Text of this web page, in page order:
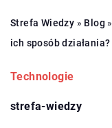
Strefa Wiedzy » Blog
ich sposób działania?
Technologie
strefa-wiedzy